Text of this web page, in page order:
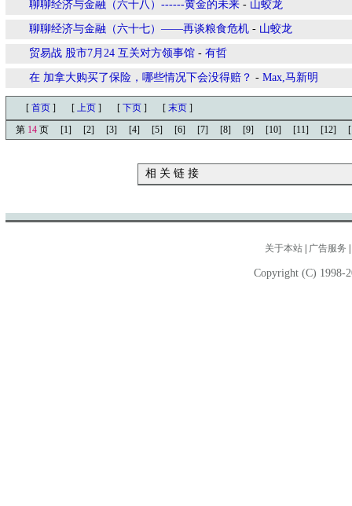
聊聊经济与金融（六十八）------黄金的未来 - 山蛟龙
聊聊经济与金融（六十七）——再谈粮食危机 - 山蛟龙
贸易战 股市7月24 互关对方领事馆 - 有哲
在 加拿大购买了保险，哪些情况下会没得赔？ - Max,马新明
[ 首页 ] [ 上页 ] [ 下页 ] [ 末页 ]
第 14 页 [1] [2] [3] [4] [5] [6] [7] [8] [9] [10] [11] [12]
相 关 链 接
关于本站 广告服务
Copyright (C) 1998-